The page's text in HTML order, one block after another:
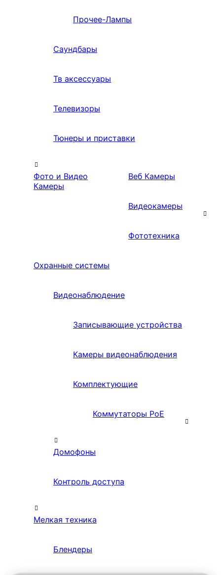
Прочее-Лампы
Саундбары
Тв аксессуары
Телевизоры
Тюнеры и приставки
Фото и Видео
Камеры
Веб Камеры
Видеокамеры
Фототехника
Охранные системы
Видеонаблюдение
Записывающие устройства
Камеры видеонаблюдения
Комплектующие
Коммутаторы PoE
Домофоны
Контроль доступа
Мелкая техника
Блендеры